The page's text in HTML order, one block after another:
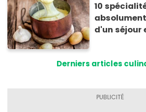
10
d'un séjour
Derniers articles